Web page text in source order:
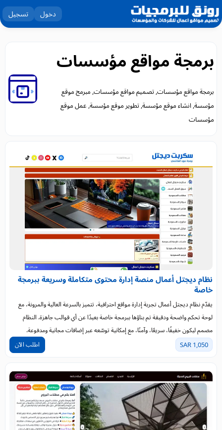
دخول تسجيل
برمجة مواقع مؤسسات
برمجة مواقع مؤسسات, تصميم مواقع مؤسسات, مبرمج موقع
مؤسسة, انشاء موقع مؤسسة, تطوير موقع مؤسسة, عمل موقع
مؤسسات
نظام ديجتل أعمال منصة إدارة محتوى متكاملة وسريعة ببرمجة
خاصة
يقدّم نظام ديجتل أعمال تجربة إدارة مواقع احترافية، تتميز بالسرعة العالية والمرونة، مع
لوحة تحكم واضحة ودقيقة تم بناؤها ببرمجة خاصة بعيدًا عن أي قوالب جاهزة. النظام
مصمم ليكون خفيفًا، سريعًا، وآمنًا، مع إمكانية توسّعه عبر إضافات مجانية ومدفوعة.
1,050 SAR اطلب الآن